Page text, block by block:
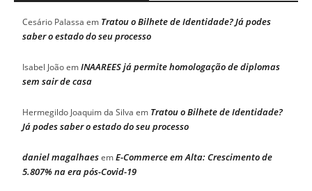
Cesário Palassa em Tratou o Bilhete de Identidade? Já podes
saber o estado do seu processo
Isabel JoãoemINAAREES já permite homologação de diplomas
sem sair de casa
Hermegildo Joaquim da Silva em Tratou o Bilhete de Identidade?
Já podes saber o estado do seu processo
daniel magalhaesemE-Commerce em Alta: Crescimento de
5.807% na era pós-Covid-19